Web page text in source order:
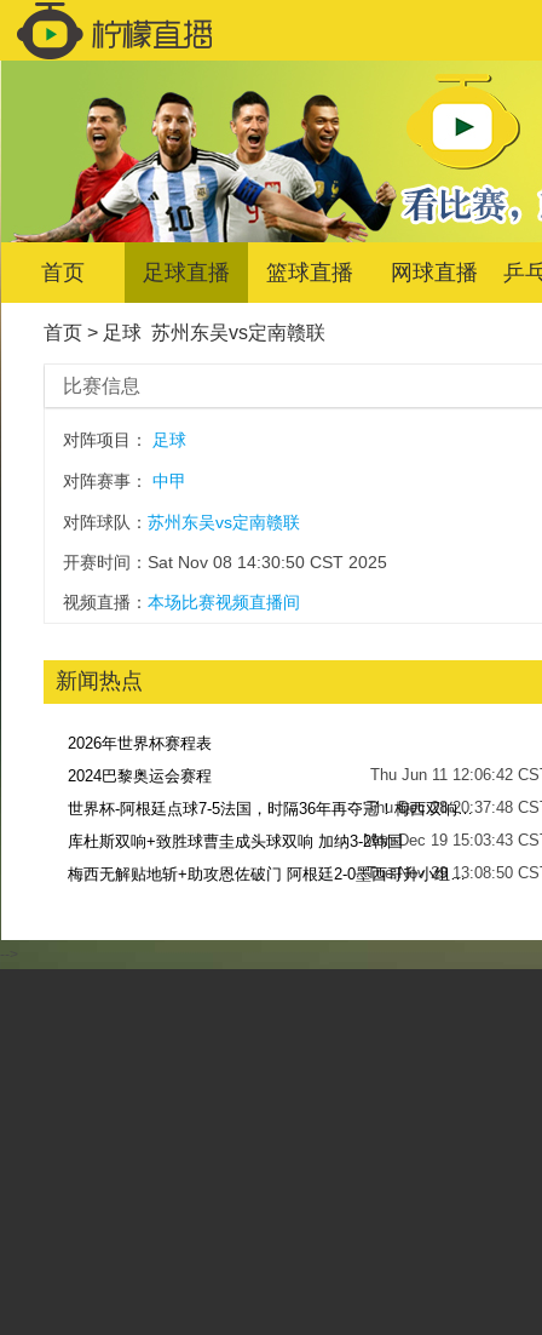
首页 足球直播 篮球直播 网球直播 乒
首页> 足球 苏州东吴vs定南赣联
比赛信息
对阵项目： 足球
对阵赛事： 中甲
对阵球队： 苏州东吴vs定南赣联
开赛时间：Sat Nov 08 14:30:50 CST 2025
视频直播： 本场比赛视频直播间
新闻热点
2026年世界杯赛程表
Thu Jun 11 12:06:42
2024巴黎奥运会赛程
Thu Dec 28 20:37:48
世界杯-阿根廷点球7-5法国，时隔36年再夺冠！梅西双响姆巴佩戴帽
Mon Dec 19 15:03:43
库杜斯双响+致胜球曹圭成头球双响 加纳3-2韩国
Tue Nov 29 13:08:50
梅西无解贴地斩+助攻恩佐破门 阿根廷2-0墨西哥升小组第二